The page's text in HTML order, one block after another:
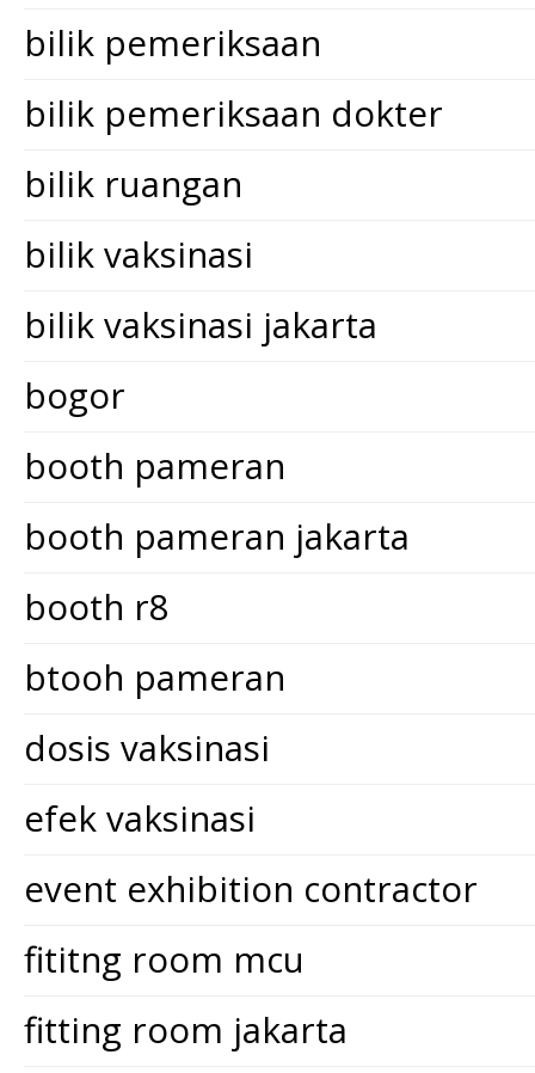
bilik pemeriksaan
bilik pemeriksaan dokter
bilik ruangan
bilik vaksinasi
bilik vaksinasi jakarta
bogor
booth pameran
booth pameran jakarta
booth r8
btooh pameran
dosis vaksinasi
efek vaksinasi
event exhibition contractor
fititng room mcu
fitting room jakarta